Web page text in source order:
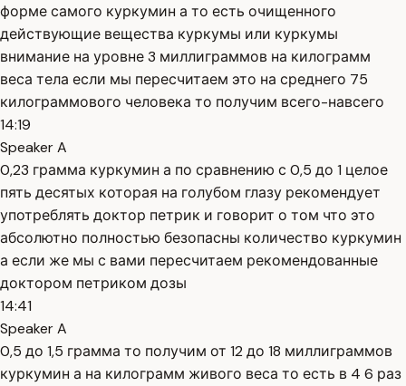
форме самого куркумин а то есть очищенного
действующие вещества куркумы или куркумы
внимание на уровне 3 миллиграммов на килограмм
веса тела если мы пересчитаем это на среднего 75
килограммового человека то получим всего-навсего
14:19
Speaker A
0,23 грамма куркумин а по сравнению с 0,5 до 1 целое
пять десятых которая на голубом глазу рекомендует
употреблять доктор петрик и говорит о том что это
абсолютно полностью безопасны количество куркумин
а если же мы с вами пересчитаем рекомендованные
доктором петриком дозы
14:41
Speaker A
0,5 до 1,5 грамма то получим от 12 до 18 миллиграммов
куркумин а на килограмм живого веса то есть в 4 6 раз